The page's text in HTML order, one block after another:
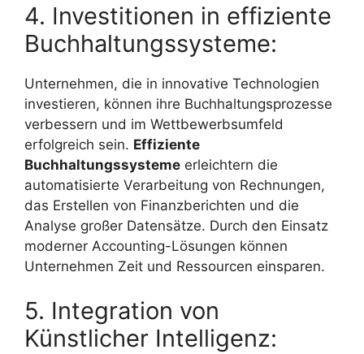
4. Investitionen in effiziente
Buchhaltungssysteme:
Unternehmen, die in innovative Technologien
investieren, können ihre Buchhaltungsprozesse
verbessern und im Wettbewerbsumfeld
erfolgreich sein. Effiziente
Buchhaltungssysteme erleichtern die
automatisierte Verarbeitung von Rechnungen,
das Erstellen von Finanzberichten und die
Analyse großer Datensätze. Durch den Einsatz
moderner Accounting-Lösungen können
Unternehmen Zeit und Ressourcen einsparen.
5. Integration von
Künstlicher Intelligenz: